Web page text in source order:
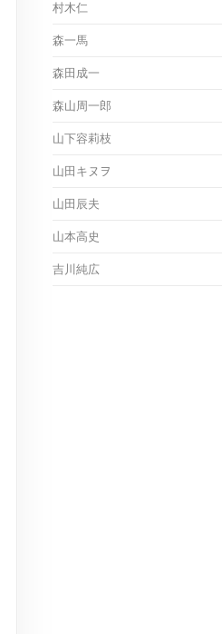
村木仁
森一馬
森田成一
森山周一郎
山下容莉枝
山田キヌヲ
山田辰夫
山本高史
吉川純広